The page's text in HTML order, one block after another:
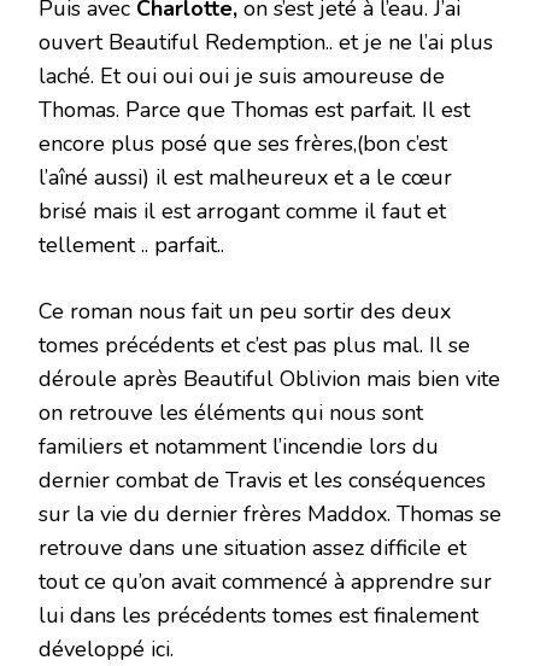
Puis avec Charlotte, on s’est jeté à l’eau. J’ai
ouvert Beautiful Redemption.. et je ne l’ai plus
laché. Et oui oui oui je suis amoureuse de
Thomas. Parce que Thomas est parfait. Il est
encore plus posé que ses frères,(bon c’est
l’aîné aussi) il est malheureux et a le cœur
brisé mais il est arrogant comme il faut et
tellement .. parfait..
Ce roman nous fait un peu sortir des deux
tomes précédents et c’est pas plus mal. Il se
déroule après Beautiful Oblivion mais bien vite
on retrouve les éléments qui nous sont
familiers et notamment l’incendie lors du
dernier combat de Travis et les conséquences
sur la vie du dernier frères Maddox. Thomas se
retrouve dans une situation assez difficile et
tout ce qu’on avait commencé à apprendre sur
lui dans les précédents tomes est finalement
développé ici.